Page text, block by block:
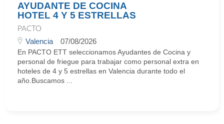
AYUDANTE DE COCINA
HOTEL 4 Y 5 ESTRELLAS
PACTO
Valencia 07/08/2026
En PACTO ETT seleccionamos Ayudantes de Cocina y
personal de friegue para trabajar como personal extra en
hoteles de 4 y 5 estrellas en Valencia durante todo el
año.Buscamos ...